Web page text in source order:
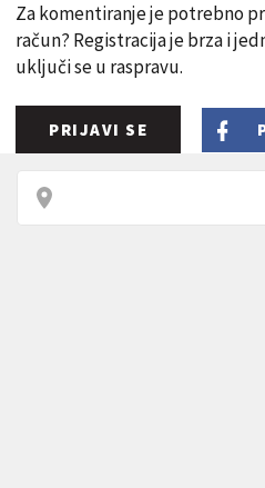
Za komentiranje je potrebno
račun? Registracija je brza i
uključi se u raspravu.
PRIJAVI SE